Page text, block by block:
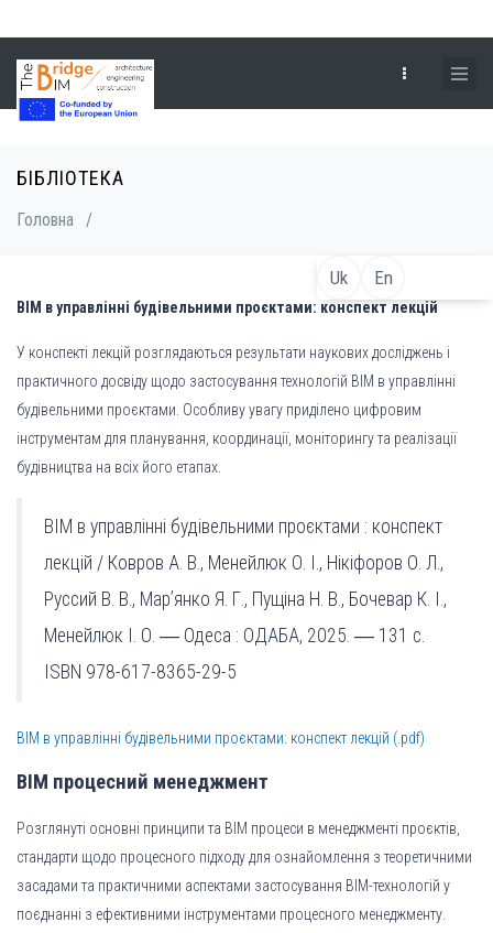
до
основного
вмісту
Uk En
БІБЛІОТЕКА
навіґації
Головна /
BIM в управлінні будівельними проєктами: конспект лекцій
У конспекті лекцій розглядаються результати наукових досліджень і
практичного досвіду щодо застосування технологій BIM в управлінні
будівельними проєктами. Особливу увагу приділено цифровим
інструментам для планування, координації, моніторингу та реалізації
будівництва на всіх його етапах.
BIM в управлінні будівельними проєктами : конспект
лекцій / Ковров А. В., Менейлюк О. І., Нікіфоров О. Л.,
Руссий В. В., Мар’янко Я. Г., Пущіна Н. В., Бочевар К. І.,
Менейлюк І. О. ― Одеса : ОДАБА, 2025. ― 131 с.
ISBN 978-617-8365-29-5
BIM в управлінні будівельними проєктами: конспект лекцій (.pdf)
ВIM процесний менеджмент
Розглянуті основні принципи та ВІМ процеси в менеджменті проєктів,
стандарти щодо процесного підходу для ознайомлення з теоретичними
засадами та практичними аспектами застосування BIM-технологій у
поєднанні з ефективними інструментами процесного менеджменту.